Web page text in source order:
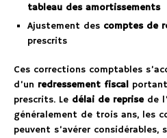
tableau des amortissements
Ajustement des comptes de
prescrits
Ces corrections comptables
d’un redressement fiscal
prescrits. Le délai de reprisede
généralement de trois ans, les
peuvent s’avérer